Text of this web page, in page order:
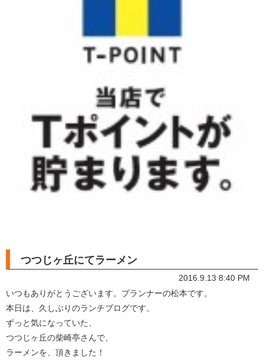
つつじヶ丘にてラーメン
2016.9.13 8:40 PM
いつもありがとうございます。プランナーの松本です。
本日は、久しぶりのランチブログです。
ずっと気になっていた、
つつじヶ丘の柴崎亭さんで、
ラーメンを、頂きました！